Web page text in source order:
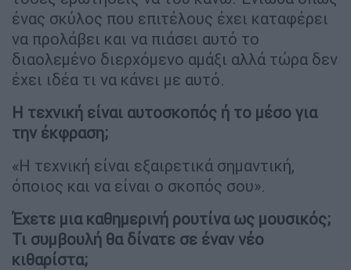
ένας σκύλος που επιτέλους έχει καταφέρει
να προλάβει και να πιάσει αυτό το
διαολεμένο διερχόμενο αμάξι αλλά τώρα δεν
έχει ιδέα τι να κάνει με αυτό.
Η τεχνική είναι αυτοσκοπός ή το μέσο για
την έκφραση;
«Η τεχνική είναι εξαιρετικά σημαντική,
όποιος και να είναι ο σκοπός σου».
Έχετε μια καθημερινή ρουτίνα ως μουσικός;
Τι συμβουλή θα δίνατε σε έναν νέο
κιθαρίστα;